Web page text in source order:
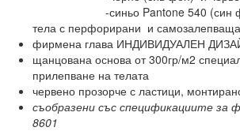
-синьо Pantone 540 (син фон)
тела с перфорирани и
фирмена глава ИНДИВИДУАЛЕН
щанцована основа от 300гр/м2
прилепване на телата
червено прозорче с ластици,
съобразени със спецификациите
8601